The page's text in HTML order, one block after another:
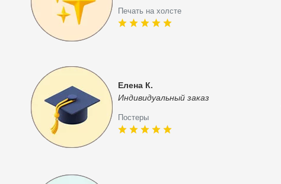
Печать на холсте
Елена К.
Индивидуальный заказ
Постеры